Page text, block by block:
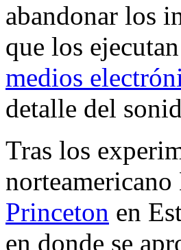
abandonar los
que los
medios
detalle del
Tras los
Princeton en
en donde se